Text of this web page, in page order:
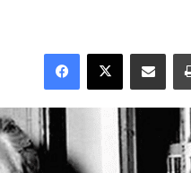
Facebook
X Enviar vía